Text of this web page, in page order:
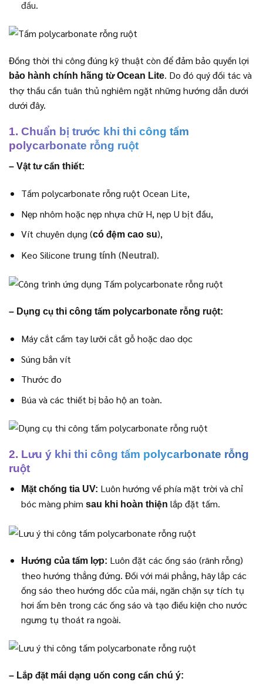
đầu.
Đồng thời thi công đúng kỹ thuật còn để đảm bảo quyền lợi
bảo hành chính hãng từ Ocean Lite. Do đó quý đối tác và
thợ thầu cần tuân thủ nghiêm ngặt những hướng dẫn dưới
dưới đây.
1. Chuẩn bị trước khi thi công tấm
polycarbonate rỗng ruột
– Vật tư cần thiết:
Tấm polycarbonate rỗng ruột Ocean Lite,
Nẹp nhôm hoặc nẹp nhựa chữ H, nẹp U bịt đầu,
Vít chuyên dụng (có đệm cao su),
Keo Silicone trung tính (Neutral ).
– Dụng cụ thi công tấm polycarbonate rỗng ruột:
Máy cắt cầm tay lưỡi cắt gỗ hoặc dao dọc
Súng bắn vít
Thước đo
Búa và các thiết bị bảo hộ an toàn.
2. Lưu ý khi thi công tấm polycarbonate rỗng
ruột
Mặt chống tia UV: Luôn hướng về phía mặt trời và chỉ
bóc màng phim sau khi hoàn thiện lắp đặt tấm.
Hướng của tấm lợp: Luôn đặt các ống sáo (rãnh rỗng)
theo hướng thẳng đứng. Đối với mái phẳng, hãy lắp các
ống sáo theo hướng dốc của mái, ngăn chặn sự tích tụ
hơi ẩm bên trong các ống sáo và tạo điều kiện cho nước
ngưng tụ thoát ra ngoài.
– Lắp đặt mái dạng uốn cong cần chú ý: